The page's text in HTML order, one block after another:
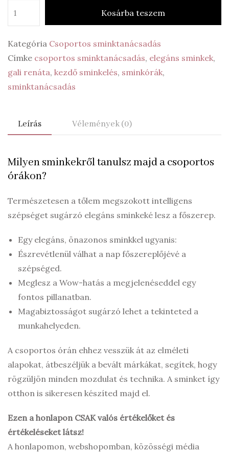
Kosárba teszem
Kategória Csoportos sminktanácsadás
Címke csoportos sminktanácsadás, elegáns sminkek,
gali renáta, kezdő sminkelés, sminkórák,
sminktanácsadás
Leírás Vélemények (0)
Milyen sminkekről tanulsz majd a csoportos
órákon?
Természetesen a tőlem megszokott intelligens
szépséget sugárzó elegáns sminkeké lesz a főszerep.
Egy elegáns, önazonos sminkkel ugyanis:
Észrevétlenül válhat a nap főszereplőjévé a
szépséged.
Meglesz a Wow-hatás a megjelenéseddel egy
fontos pillanatban.
Magabiztosságot sugárzó lehet a tekinteted a
munkahelyeden.
A csoportos órán ehhez vesszük át az elméleti
alapokat, átbeszéljük a bevált márkákat, segítek, hogy
rögzüljön minden mozdulat és technika. A sminket így
otthon is sikeresen készíted majd el.
Ezen a honlapon CSAK valós értékelőket és
értékeléseket látsz!
A honlapomon, webshopomban, közösségi média